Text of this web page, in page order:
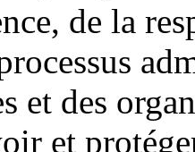
de la
et des
et